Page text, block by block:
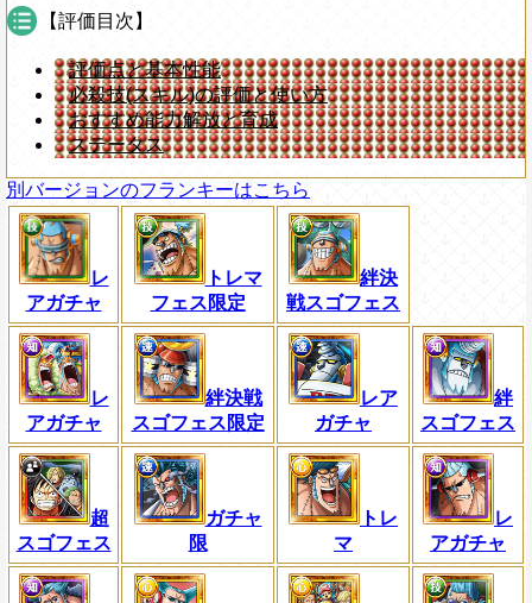
【評価目次】
評価点と基本性能
必殺技(スキル)の評価と使い方
おすすめ能力解放と育成
ステータス
別バージョンのフランキーはこちら
レ
アガチャ
トレマ
フェス限定
絆決
戦スゴフェス
レ
アガチャ
絆決戦
スゴフェス限定
レア
ガチャ
絆
スゴフェス
超
スゴフェス
ガチャ
限
トレ
マ
レ
アガチャ